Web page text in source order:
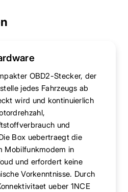
OBD2-Stecker, der
jedes Fahrzeugs ab
wird und kontinuierlich
und
Box uebertraegt die
Mobilfunkmodem in
und erfordert keine
Vorkenntnisse. Durch
ueber 1NCE